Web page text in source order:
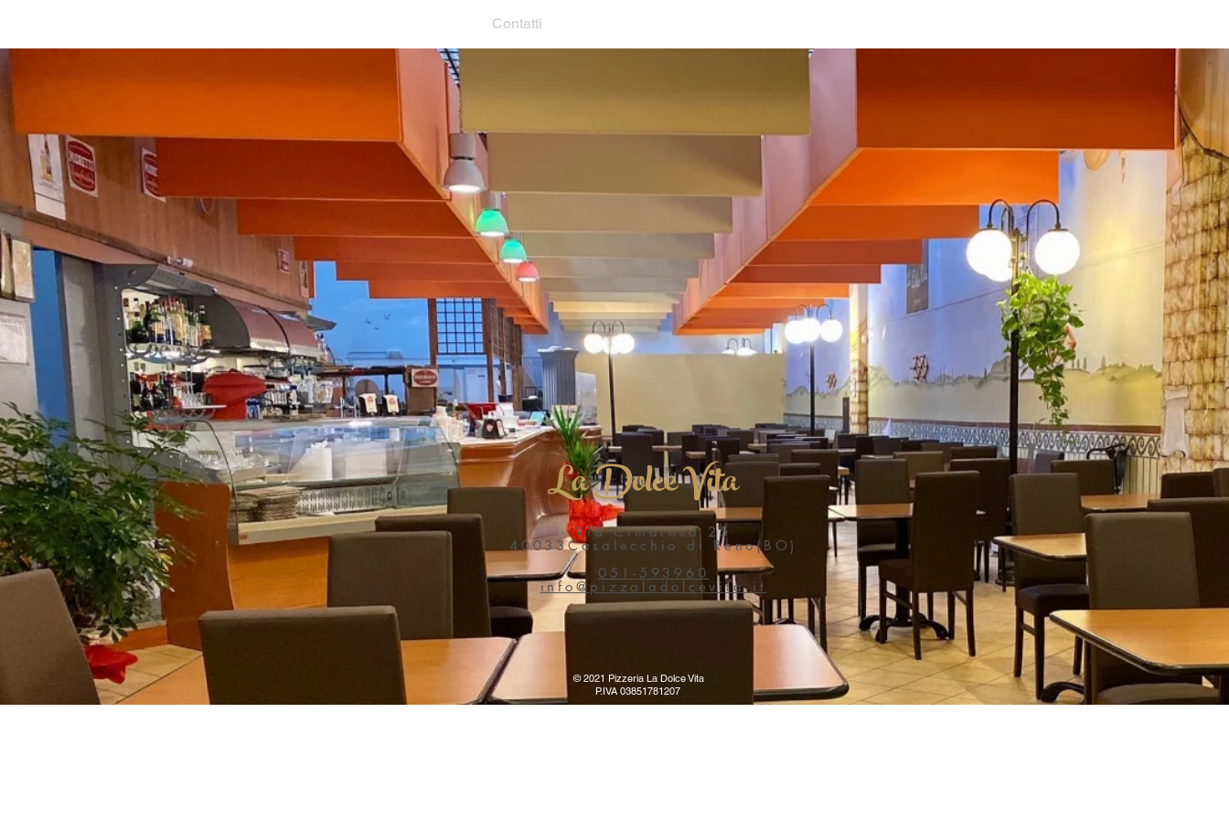
Contatti
Pizzeria La Dolce Vita
Indirizzo
Via Cimarosa, 25
40033 Casalecchio di Reno (BO)
Tel: 051-593960
Orari Di Apertura
Lunedi - Venerdi 07:00AM – 10:00PM
Sabato - Domenica 09:00AM – 10:00PM
La Dolce Vita
Via Cimarosa 25
40033Casalecchio di Reno(BO)
051-593960
info@pizzaladolcevita.it
© 2021 Pizzeria La Dolce Vita
P.IVA 03851781207